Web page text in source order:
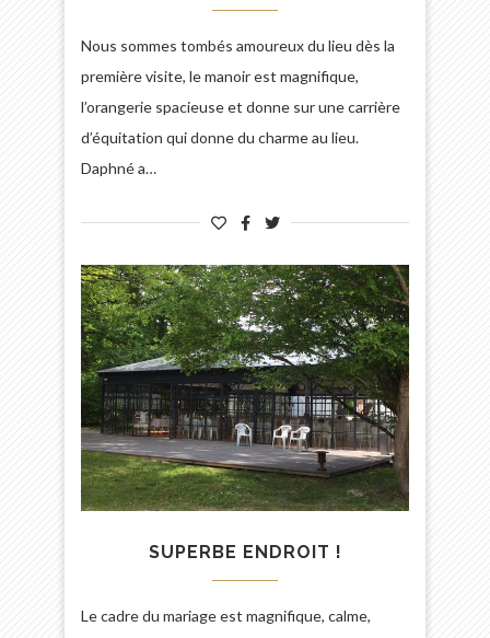
Nous sommes tombés amoureux du lieu dès la
première visite, le manoir est magnifique,
l’orangerie spacieuse et donne sur une carrière
d’équitation qui donne du charme au lieu.
Daphné a…
SUPERBE ENDROIT !
Le cadre du mariage est magnifique, calme,